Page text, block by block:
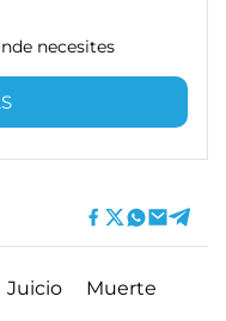
necesites
Juicio Muerte